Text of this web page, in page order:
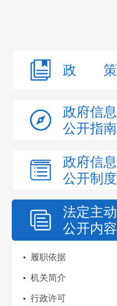
政策
政府信息
公开指南
政府信息
公开制度
法定主动
公开内容
履职依据
机关简介
行政许可